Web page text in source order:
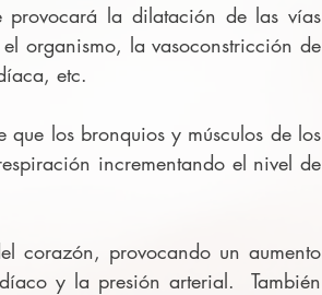
provocará la dilatación de las vías
organismo, la vasoconstricción de
etc.
los bronquios y músculos de los
incrementando el nivel de
corazón, provocando un aumento
y la presión arterial.  También